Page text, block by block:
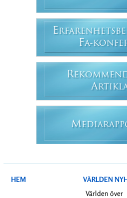
E
FA-
R
A
M
HEM
VÄRLDEN
Världen över